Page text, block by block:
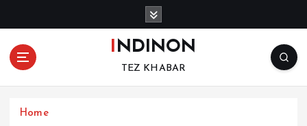
o
INDINON
TEZ KHABAR
Home